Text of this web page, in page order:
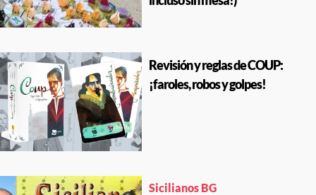
Revisión y reglas de COUP:
¡faroles, robos y golpes!
Sicilianos BG